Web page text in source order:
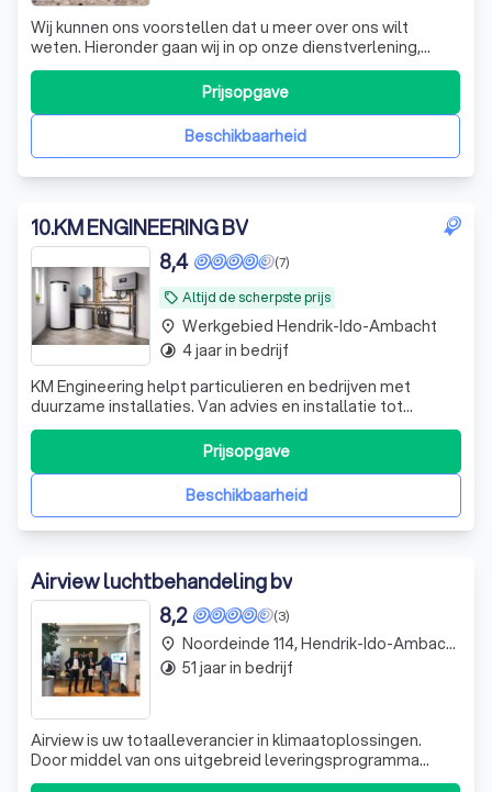
Wij kunnen ons voorstellen dat u meer over ons wilt
weten. Hieronder gaan wij in op onze dienstverlening,
klantrelaties, kwaliteit, veiligheid en onze missie en visie.
Jarenlange ervaring en aantoonbare vakkennis
Groenebeek Installatietechniek is gevestigd in Ridderkerk.
Onze mensen hebben meer dan
Beschikbaarheid
Prijsopgave
10.KM ENGINEERING BV
local_offer Altijd de scherpste prijs
(7)
8,4
KM Engineering helpt particulieren en bedrijven met
duurzame installaties. Van advies en installatie tot
onderhoud en service leveren wij complete oplossingen
Beschikbaarheid
Prijsopgave
place Werkgebied Hendrik-Ido-Ambacht
timelapse 4 jaar in bedrijf
Airview luchtbehandeling bv
(3)
8,2
Airview is uw totaalleverancier in klimaatoplossingen.
Door middel van ons uitgebreid leveringsprogramma
kunnen wij u de oplossing bieden voor ieder
place Noordeinde 114, Hendrik-Ido-Ambacht
timelapse 51 jaar in bedrijf